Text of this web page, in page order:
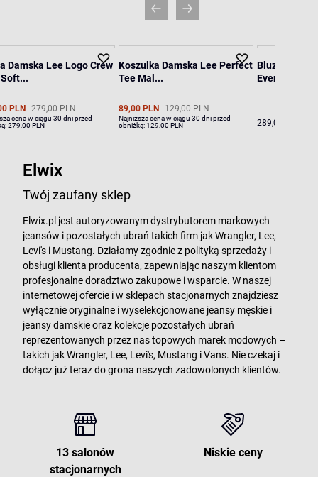
Damska Lee Logo Crew
PLN 279,00 PLN
cena w ciągu 30 dni przed
279,00 PLN
Koszulka Damska Lee Perfect
Tee Mal...
89,00 PLN 129,00 PLN
Najniższa cena w ciągu 30 dni przed
obniżką:129,00 PLN
Bluza
Everyday
289,00 PLN
Elwix
Twój zaufany sklep
Elwix.pl jest autoryzowanym dystrybutorem markowych
jeansów i pozostałych ubrań takich firm jak Wrangler, Lee,
Levi's i Mustang. Działamy zgodnie z polityką sprzedaży i
obsługi klienta producenta, zapewniając naszym klientom
profesjonalne doradztwo zakupowe i wsparcie. W naszej
internetowej ofercie i w sklepach stacjonarnych znajdziesz
wyłącznie oryginalne i wyselekcjonowane jeansy męskie i
jeansy damskie oraz kolekcje pozostałych ubrań
reprezentowanych przez nas topowych marek modowych –
takich jak Wrangler, Lee, Levi's, Mustang i Vans. Nie czekaj i
dołącz już teraz do grona naszych zadowolonych klientów.
13 salonów
stacjonarnych
Niskie ceny